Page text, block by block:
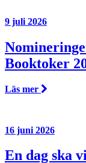
9 juli 2026
Booktoker
Läs mer
16 juni 2026
En dag ska